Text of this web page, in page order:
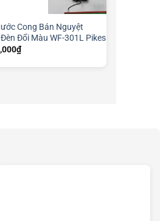
Cong Bán Nguyệt
Đổi Màu WF-301L Pikes
₫